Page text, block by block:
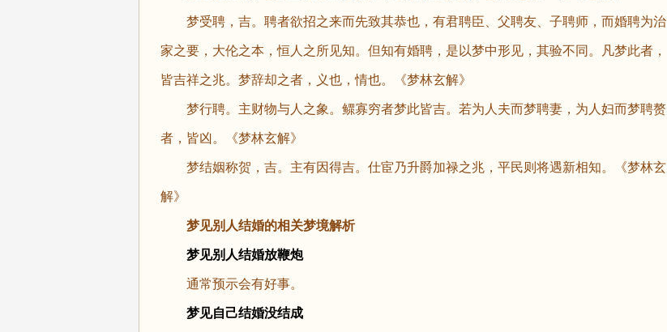
梦受聘，吉。聘者欲招之来而先致其恭也，有君聘臣、父聘友、子聘师，而婚聘为治
家之要，大伦之本，恒人之所见知。但知有婚聘，是以梦中形见，其验不同。凡梦此者，
皆吉祥之兆。梦辞却之者，义也，情也。《梦林玄解》
梦行聘。主财物与人之象。鳏寡穷者梦此皆吉。若为人夫而梦聘妻，为人妇而梦聘赘
者，皆凶。《梦林玄解》
梦结姻称贺，吉。主有因得吉。仕宦乃升爵加禄之兆，平民则将遇新相知。《梦林玄
解》
梦见别人结婚的相关梦境解析
梦见别人结婚放鞭炮
通常预示会有好事。
梦见自己结婚没结成